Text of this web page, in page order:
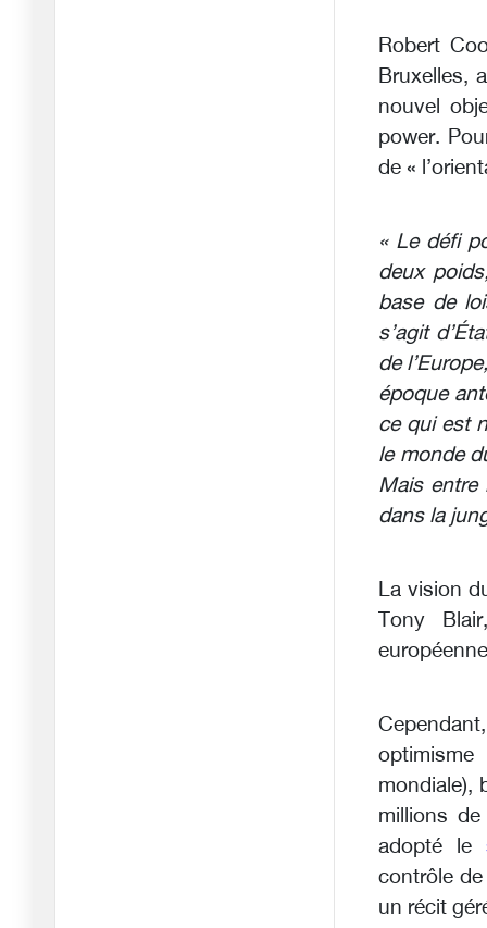
Robert
Bruxelles,
nouvel
power.
de «
« Le défi
deux
base de
s’agit
de
époque
ce qui est
le monde
Mais
dans la
La vision
Tony
mondiale),
millions
adopté le
contrôle de
un récit